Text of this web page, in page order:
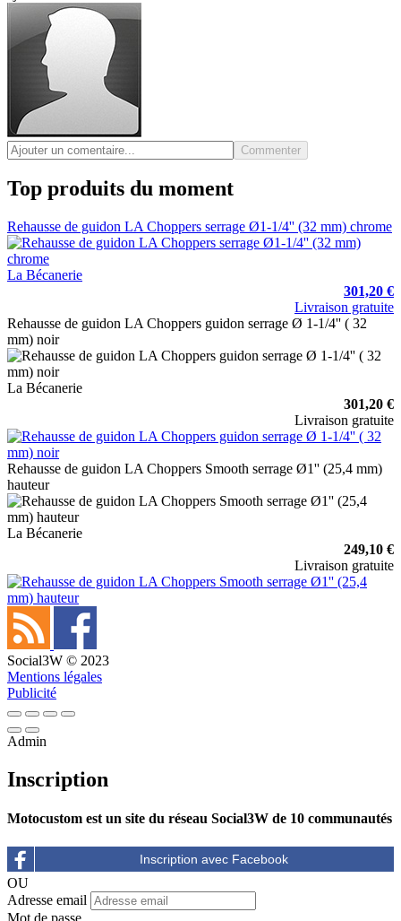
Commenter
Top produits du moment
Rehausse de guidon LA Choppers serrage Ø1-1/4'' (32 mm) chrome
La Bécanerie
301,20 €
Livraison gratuite
Rehausse de guidon LA Choppers guidon serrage Ø 1-1/4'' ( 32
mm) noir
La Bécanerie
301,20 €
Livraison gratuite
Rehausse de guidon LA Choppers Smooth serrage Ø1'' (25,4 mm)
hauteur
La Bécanerie
249,10 €
Livraison gratuite
Social3W © 2023
Mentions légales
Publicité
Admin
Inscription
Motocustom est un site du réseau Social3W de 10 communautés
OU
Adresse email
Mot de passe